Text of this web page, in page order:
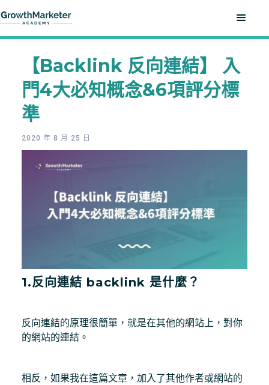
【Backlink 反向連結】 入
門4大必知概念&6項評分標
準
2020 年 8 月 25 日
1.反向連結 backlink 是什麼？
反向連結的原理很簡單，就是在其他的網站上，對你
的網站的連結。
相反，如果我在這篇文章，加入了其他作者或網站的